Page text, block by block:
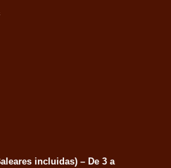
incluidas) – De 3 a